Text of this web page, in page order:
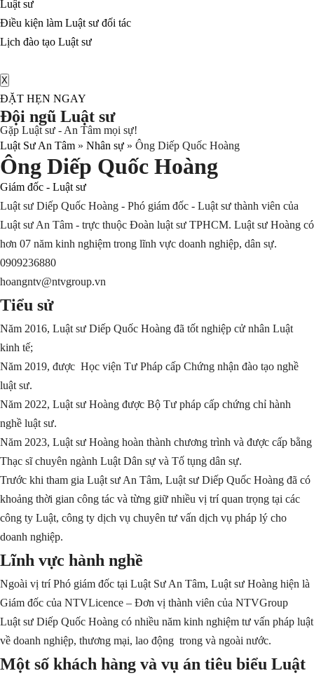
Luật sư
Điều kiện làm Luật sư đối tác
Lịch đào tạo Luật sư
X
ĐẶT HẸN NGAY
Đội ngũ Luật sư
Gặp Luật sư - An Tâm mọi sự!
Luật Sư An Tâm » Nhân sự » Ông Diếp Quốc Hoàng
Ông Diếp Quốc Hoàng
Giám đốc - Luật sư
Luật sư Diếp Quốc Hoàng - Phó giám đốc - Luật sư thành viên của
Luật sư An Tâm - trực thuộc Đoàn luật sư TPHCM. Luật sư Hoàng có
hơn 07 năm kinh nghiệm trong lĩnh vực doanh nghiệp, dân sự.
0909236880
hoangntv@ntvgroup.vn
Tiểu sử
Năm 2016, Luật sư Diếp Quốc Hoàng đã tốt nghiệp cử nhân Luật
kinh tế;
Năm 2019, được Học viện Tư Pháp cấp Chứng nhận đào tạo nghề
luật sư.
Năm 2022, Luật sư Hoàng được Bộ Tư pháp cấp chứng chỉ hành
nghề luật sư.
Năm 2023, Luật sư Hoàng hoàn thành chương trình và được cấp bằng
Thạc sĩ chuyên ngành Luật Dân sự và Tố tụng dân sự.
Trước khi tham gia Luật sư An Tâm, Luật sư Diếp Quốc Hoàng đã có
khoảng thời gian công tác và từng giữ nhiều vị trí quan trọng tại các
công ty Luật, công ty dịch vụ chuyên tư vấn dịch vụ pháp lý cho
doanh nghiệp.
Lĩnh vực hành nghề
Ngoài vị trí Phó giám đốc tại Luật Sư An Tâm, Luật sư Hoàng hiện là
Giám đốc của NTVLicence – Đơn vị thành viên của NTVGroup
Luật sư Diếp Quốc Hoàng có nhiều năm kinh nghiệm tư vấn pháp luật
về doanh nghiệp, thương mại, lao động trong và ngoài nước.
Một số khách hàng và vụ án tiêu biểu Luật